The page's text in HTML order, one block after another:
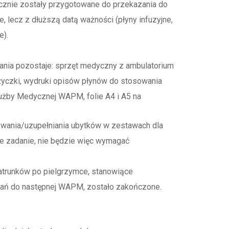
zostały przygotowane do przekazania do
lecz z dłuższą datą ważności (płyny infuzyjne,
pozostaje: sprzęt medyczny z ambulatorium
wydruki opisów płynów do stosowania
Medycznej WAPM, folie A4 i A5 na
uzupełniania ubytków w zestawach dla
zadanie, nie będzie więc wymagać
po pielgrzymce, stanowiące
do następnej WAPM, zostało zakończone.